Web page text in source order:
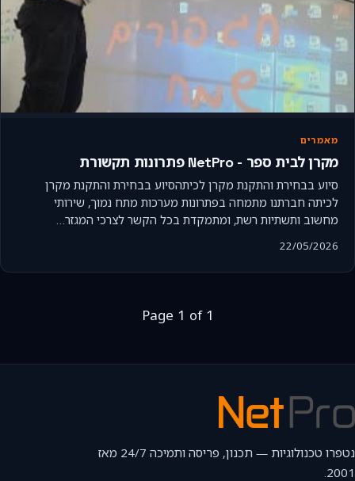
מאמרים
מקרן לבית ספר - NetPro פתרונות תקשורת
סיוע בבחירת והתקנת מקרן לכיתהסיוע בבחירת והתקנת מקרן
לכיתה חברתנו מתמחה בפתרונות מערכות מתח נמוך, שירותי
מחשוב ותשתיות רשת, ומתמקדת בכל הקשר לצרכי המגזר…
22/05/2026
Page 1 of 1
נטפרו טכנולוגיות — תכנון, פריסה ותמיכה 24/7 מאז
2001.